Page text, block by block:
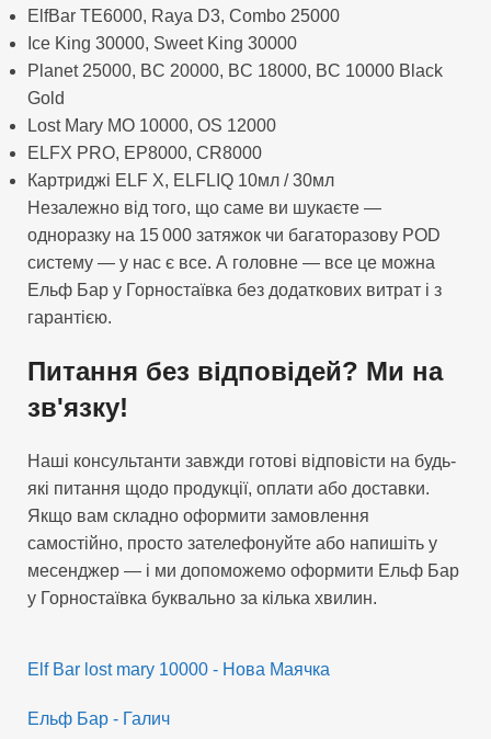
ElfBar TE6000, Raya D3, Combo 25000
Ice King 30000, Sweet King 30000
Planet 25000, BC 20000, BC 18000, BC 10000 Black
Gold
Lost Mary MO 10000, OS 12000
ELFX PRO, EP8000, CR8000
Картриджі ELF X, ELFLIQ 10мл / 30мл
Незалежно від того, що саме ви шукаєте —
одноразку на 15 000 затяжок чи багаторазову POD
систему — у нас є все. А головне — все це можна
Ельф Бар у Горностаївка без додаткових витрат і з
гарантією.
Питання без відповідей? Ми на
зв'язку!
Наші консультанти завжди готові відповісти на будь-
які питання щодо продукції, оплати або доставки.
Якщо вам складно оформити замовлення
самостійно, просто зателефонуйте або напишіть у
месенджер — і ми допоможемо оформити Ельф Бар
у Горностаївка буквально за кілька хвилин.
Elf Bar lost mary 10000 - Нова Маячка
Ельф Бар - Галич